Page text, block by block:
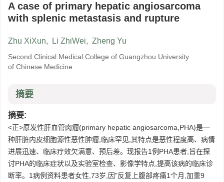
A case of primary hepatic angiosarcoma
with splenic metastasis and rupture
Zhu XiXun, Li ZhiWei, Zheng Yu
Second Clinical Medical College of Guangzhou University
of Chinese Medicine
摘要
摘要:
<正>原发性肝血管肉瘤(primary hepatic angiosarcoma,PHA)是一
种肝脏内皮细胞源性恶性肿瘤,临床罕见,其特点是恶性程度高、病情
进展迅速、临床疗效欠满意、预后差。现报告1例PHA患者,旨在探
讨PHA的临床症状以及实验室检查、影像学特点,提高该病的临床诊
断率。1病例资料患者女性,73岁,因"反复上腹部疼痛1个月,加重9